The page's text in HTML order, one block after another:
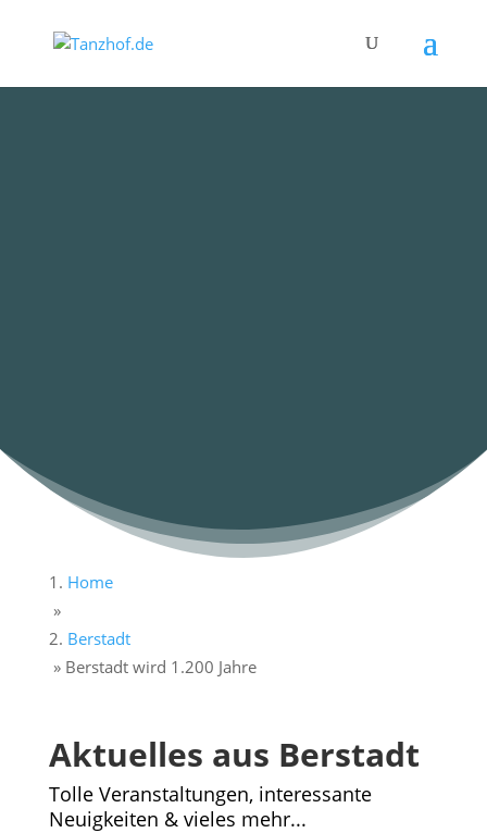
Home
»
Berstadt
» Berstadt wird 1.200 Jahre
Aktuelles aus Berstadt
Tolle Veranstaltungen, interessante
Neuigkeiten & vieles mehr...